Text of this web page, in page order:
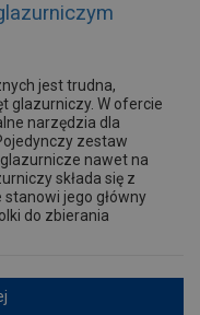
jest trudna,
glazurniczy. W ofercie
narzędzia dla
zestaw
nawet na
składa się z
jego główny
do zbierania